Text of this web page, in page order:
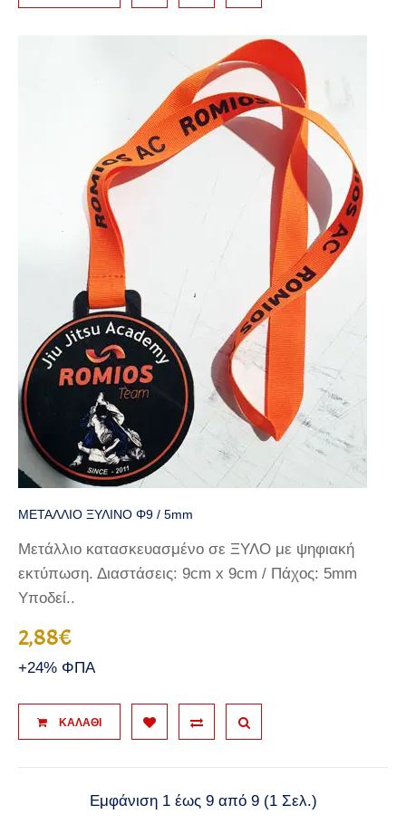
ΜΕΤΑΛΛΙΟ ΞΥΛΙΝΟ Φ9 / 5mm
Μετάλλιο κατασκευασμένο σε ΞΥΛΟ με ψηφιακή
εκτύπωση. Διαστάσεις: 9cm x 9cm / Πάχος: 5mm
Υποδεί..
2,88€
+24% ΦΠΑ
ΚΑΛΆΘΙ
Εμφάνιση 1 έως 9 από 9 (1 Σελ.)